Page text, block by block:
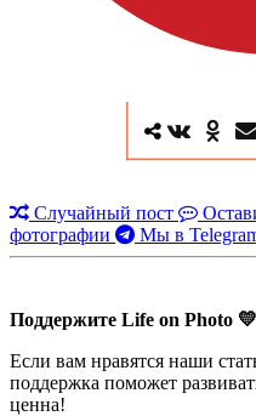
Случайный пост
фотографии
Мы в
Поддержите Life on Photo 💛
Если вам нравятся наши
поддержка поможет
ценна!